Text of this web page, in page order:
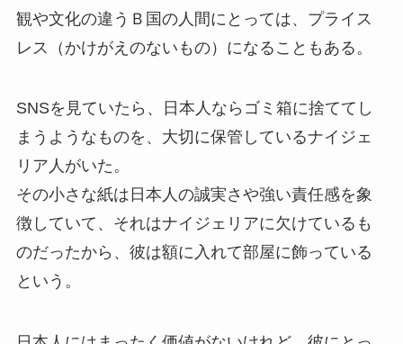
観や文化の違うＢ国の人間にとっては、プライス
レス（かけがえのないもの）になることもある。
SNSを見ていたら、日本人ならゴミ箱に捨ててし
まうようなものを、大切に保管しているナイジェ
リア人がいた。
その小さな紙は日本人の誠実さや強い責任感を象
徴していて、それはナイジェリアに欠けているも
のだったから、彼は額に入れて部屋に飾っている
という。